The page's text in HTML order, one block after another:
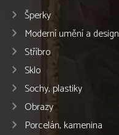
Šperky
Moderní umění a design
Stříbro
Sklo
Sochy, plastiky
Obrazy
Porcelán, kamenina